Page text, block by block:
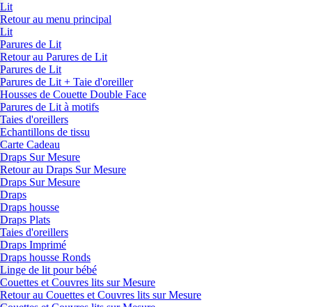
Lit
Retour au menu principal
Lit
Parures de Lit
Retour au Parures de Lit
Parures de Lit
Parures de Lit + Taie d'oreiller
Housses de Couette Double Face
Parures de Lit à motifs
Taies d'oreillers
Echantillons de tissu
Carte Cadeau
Draps Sur Mesure
Retour au Draps Sur Mesure
Draps Sur Mesure
Draps
Draps housse
Draps Plats
Taies d'oreillers
Draps Imprimé
Draps housse Ronds
Linge de lit pour bébé
Couettes et Couvres lits sur Mesure
Retour au Couettes et Couvres lits sur Mesure